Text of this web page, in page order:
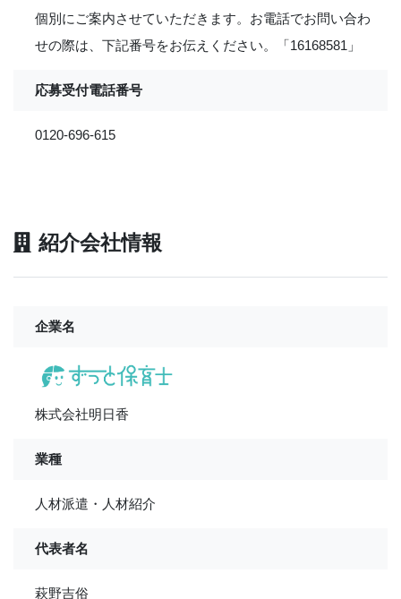
個別にご案内させていただきます。お電話でお問い合わ
せの際は、下記番号をお伝えください。「16168581」
応募受付電話番号
0120-696-615
紹介会社情報
企業名
株式会社明日香
業種
人材派遣・人材紹介
代表者名
萩野吉俗